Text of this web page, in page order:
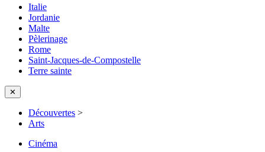
Italie
Jordanie
Malte
Pèlerinage
Rome
Saint-Jacques-de-Compostelle
Terre sainte
✕
Découvertes >
Arts
Cinéma